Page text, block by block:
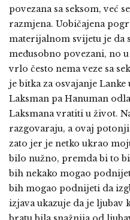
povezana sa seksom, već
razmjena. Uobičajena
materijalnom svijetu je da
međusobno povezani, no
vrlo često nema veze sa
je bitka za osvajanje
Laksman pa Hanuman
Laksmana vratiti u život.
razgovaraju, a ovaj
zato jer je netko ukrao
bilo nužno, premda bi to
bih nekako mogao
bih mogao podnijeti da
izjava ukazuje da je ljubav